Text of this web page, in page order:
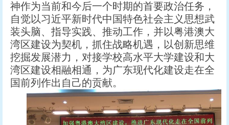
神作为当前和今后一个时期的首要政治任务，
自觉以习近平新时代中国特色社会主义思想武
装头脑、指导实践、推动工作，并以粤港澳大
湾区建设为契机，抓住战略机遇，以创新思维
挖掘发展潜力，对接学校高水平大学建设和大
湾区建设相融相通，为广东现代化建设走在全
国前列作出自己的贡献。